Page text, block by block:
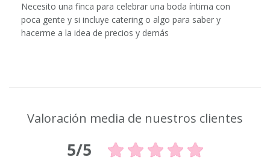
Necesito una finca para celebrar una boda íntima con
poca gente y si incluye catering o algo para saber y
hacerme a la idea de precios y demás
Valoración media de nuestros clientes
5/5